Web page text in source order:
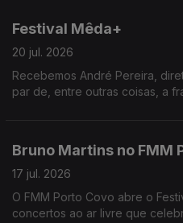
Festival Mêda+
20 jul. 2026
Recebemos André Pereira,
par de, entre outras coisas, a
Bruno Martins no FMM
17 jul. 2026
O FMM Porto Covo abre o
concertos ao ar livre que